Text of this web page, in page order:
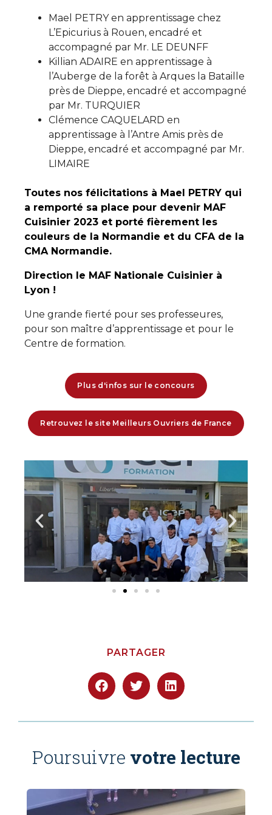
Mael PETRY en apprentissage chez
L’Epicurius à Rouen, encadré et
accompagné par Mr. LE DEUNFF
Killian ADAIRE en apprentissage à
l’Auberge de la forêt à Arques la Bataille
près de Dieppe, encadré et accompagné
par Mr. TURQUIER
Clémence CAQUELARD en
apprentissage à l’Antre Amis près de
Dieppe, encadré et accompagné par Mr.
LIMAIRE
Toutes nos félicitations à Mael PETRY qui
a remporté sa place pour devenir MAF
Cuisinier 2023 et porté fièrement les
couleurs de la Normandie et du CFA de la
CMA Normandie.
Direction le MAF Nationale Cuisinier à
Lyon !
Une grande fierté pour ses professeures,
pour son maître d’apprentissage et pour le
Centre de formation.
Plus d'infos sur le concours
Retrouvez le site Meilleurs Ouvriers de France
PARTAGER
Poursuivre votre lecture